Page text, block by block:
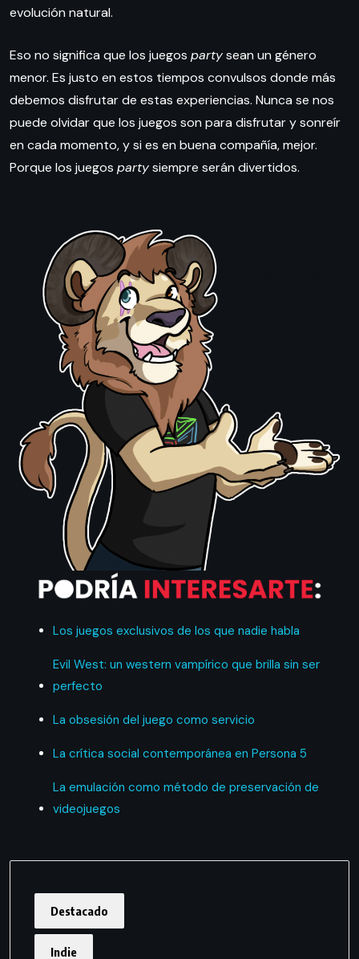
evolución natural.
Eso no significa que los juegos partysean un género
menor. Es justo en estos tiempos convulsos donde más
debemos disfrutar de estas experiencias. Nunca se nos
puede olvidar que los juegos son para disfrutar y sonreír
en cada momento, y si es en buena compañía, mejor.
Porque los juegos partysiempre serán divertidos.
Los juegos exclusivos de los que nadie habla
Evil West: un western vampírico que brilla sin ser
perfecto
La obsesión del juego como servicio
La crítica social contemporánea en Persona 5
La emulación como método de preservación de
videojuegos
Destacado
Indie